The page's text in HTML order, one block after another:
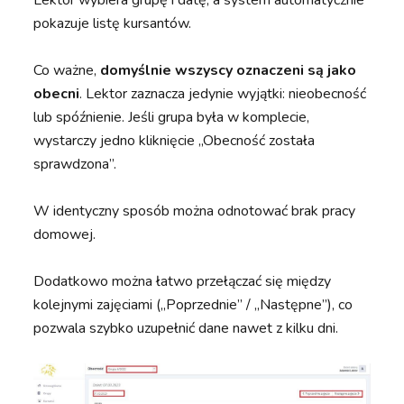
pokazuje listę kursantów.
Co ważne, domyślnie wszyscy oznaczeni są jako
obecni. Lektor zaznacza jedynie wyjątki: nieobecność
lub spóźnienie. Jeśli grupa była w komplecie,
wystarczy jedno kliknięcie „Obecność została
sprawdzona”.
W identyczny sposób można odnotować brak pracy
domowej.
Dodatkowo można łatwo przełączać się między
kolejnymi zajęciami („Poprzednie” / „Następne”), co
pozwala szybko uzupełnić dane nawet z kilku dni.